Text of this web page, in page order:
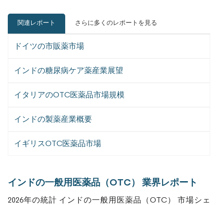
関連レポート さらに多くのレポートを見る
ドイツの市販薬市場
インドの糖尿病ケア薬産業展望
イタリアのOTC医薬品市場規模
インドの製薬産業概要
イギリスOTC医薬品市場
インドの一般用医薬品（OTC） 業界レポート
2026年の統計 インドの一般用医薬品（OTC） 市場シェ